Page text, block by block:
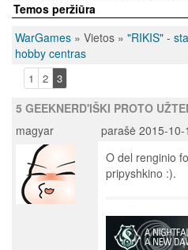
Temos peržiūra
WarGames » Vietos » "RIKIS" -
hobby centras
1 2 3
5 GEEKNERD'IŠKI PROTO
magyar
parašė 2015-10-
O del renginio
pripyshkino :).